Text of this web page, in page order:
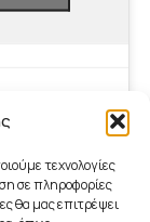
τεχνολογίες
σε πληροφορίες
θα μας επιτρέψει